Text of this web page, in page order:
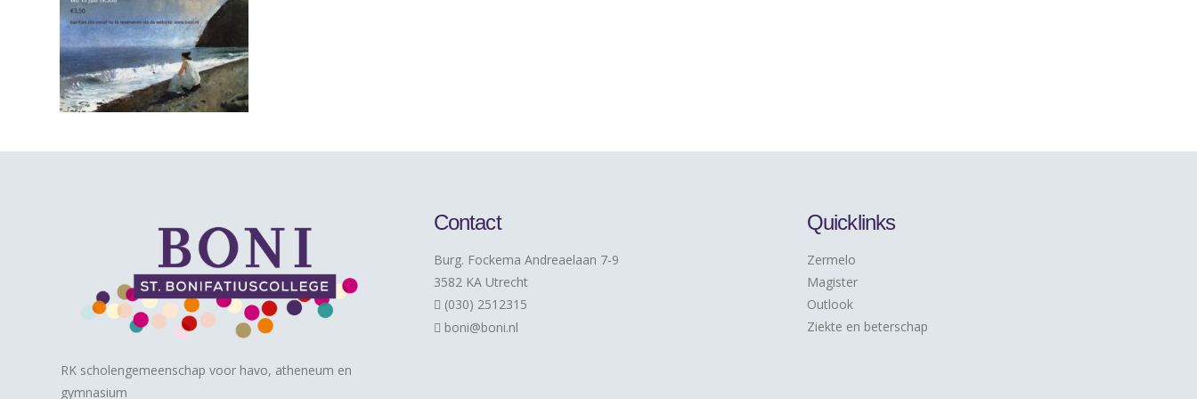
RK scholengemeenschap voor havo, atheneum en
gymnasium
Contact
Burg. Fockema Andreaelaan 7-9
3582 KA Utrecht
(030) 2512315
boni@boni.nl
Quicklinks
Zermelo
Magister
Outlook
Ziekte en beterschap